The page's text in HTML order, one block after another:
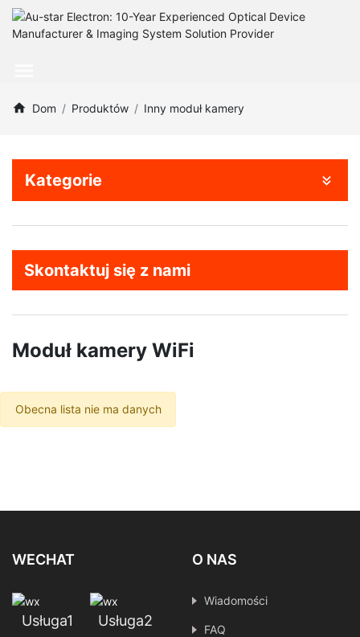
Dom Produktów Inny moduł kamery
Kategorie
Skontaktuj się z nami
Moduł kamery WiFi
Obecna lista nie ma danych
WECHAT
Usługa1 Usługa2
O NAS
Wiadomości
FAQ